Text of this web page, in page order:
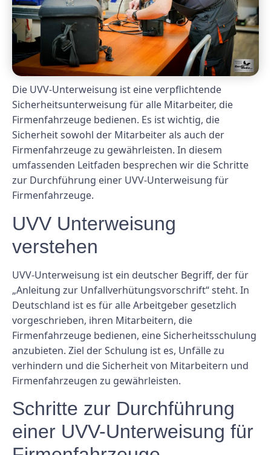
Die UVV-Unterweisung ist eine verpflichtende
Sicherheitsunterweisung für alle Mitarbeiter, die
Firmenfahrzeuge bedienen. Es ist wichtig, die
Sicherheit sowohl der Mitarbeiter als auch der
Firmenfahrzeuge zu gewährleisten. In diesem
umfassenden Leitfaden besprechen wir die Schritte
zur Durchführung einer UVV-Unterweisung für
Firmenfahrzeuge.
UVV Unterweisung
verstehen
UVV-Unterweisung ist ein deutscher Begriff, der für
„Anleitung zur Unfallverhütungsvorschrift“ steht. In
Deutschland ist es für alle Arbeitgeber gesetzlich
vorgeschrieben, ihren Mitarbeitern, die
Firmenfahrzeuge bedienen, eine Sicherheitsschulung
anzubieten. Ziel der Schulung ist es, Unfälle zu
verhindern und die Sicherheit von Mitarbeitern und
Firmenfahrzeugen zu gewährleisten.
Schritte zur Durchführung
einer UVV-Unterweisung für